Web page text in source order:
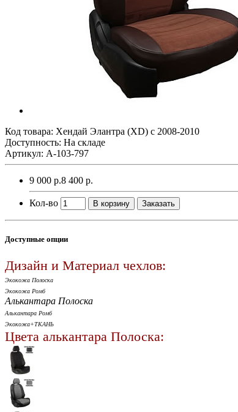
Код товара: Хендай Элантра (XD) с 2008-2010
Доступность: На складе
Артикул: A-103-797
9 000 р.8 400 р.
Кол-во В корзину Заказать
Доступные опции
Дизайн и Материал чехлов:
Экокожа Полоска
Экокожа Ромб
Алькантара Полоска
Алькантара Ромб
Экокожа+ТКАНЬ
Цвета алькантара Полоска: